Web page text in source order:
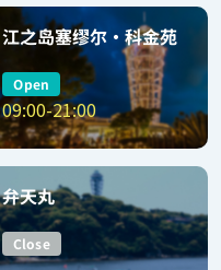
江之岛塞缪尔•科金苑
Open
09:00-21:00
弁天丸
Close